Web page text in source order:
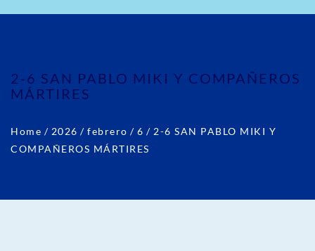
2-6 SAN PABLO MIKI Y COMPAÑEROS
MÁRTIRES
Home / 2026 / febrero / 6 / 2-6 SAN PABLO MIKI Y
COMPAÑEROS MÁRTIRES